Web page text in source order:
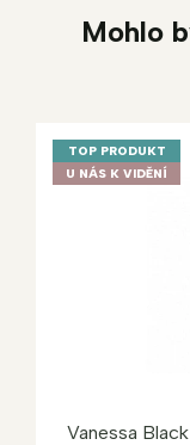
Mohlo
TOP PRODUKT
U NÁS K VIDĚNÍ
Vanessa